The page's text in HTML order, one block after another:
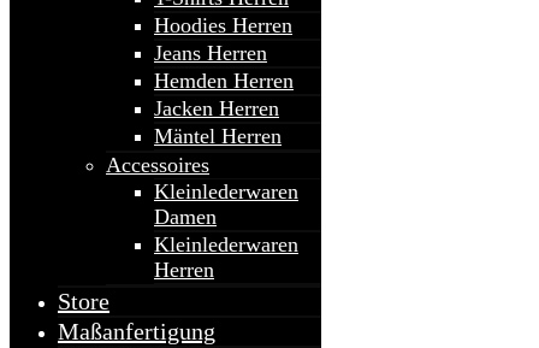
Hoodies Herren
Jeans Herren
Hemden Herren
Jacken Herren
Mäntel Herren
Accessoires
Kleinlederwaren
Damen
Kleinlederwaren
Herren
Store
Maßanfertigung